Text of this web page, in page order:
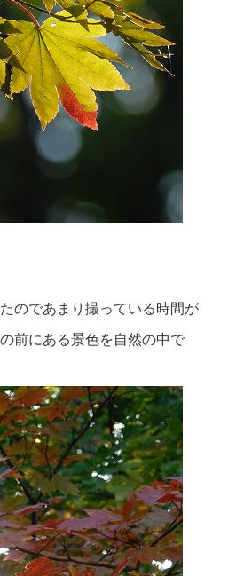
のであまり撮っている時間が
前にある景色を自然の中で